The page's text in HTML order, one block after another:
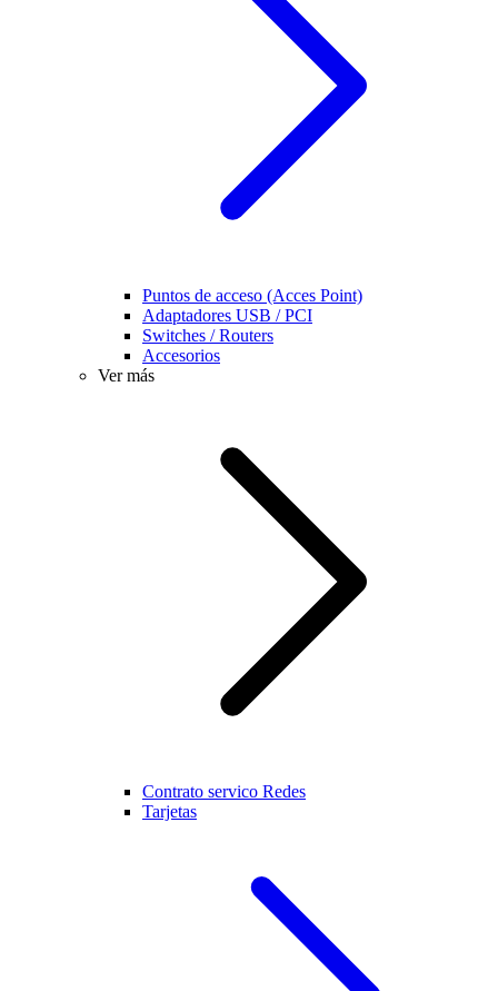
Puntos de acceso (Acces Point)
Adaptadores USB / PCI
Switches / Routers
Accesorios
Ver más
Contrato servico Redes
Tarjetas